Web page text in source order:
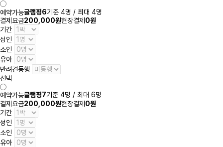
예약가능글램핑6기준 4명 / 최대 4명
결제요금200,000원현장결제 0원
기간
성인
소인
유아
반려견동행
선택
예약가능글램핑7기준 4명 / 최대 6명
결제요금200,000원현장결제0원
기간
성인
소인
유아